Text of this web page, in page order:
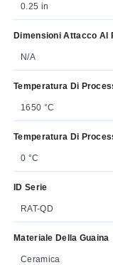
0.25 in
Dimensioni Attacco Al
N/A
Temperatura Di
1650 °C
Temperatura Di
0 °C
ID Serie
RAT-QD
Materiale Della Guaina
Ceramica